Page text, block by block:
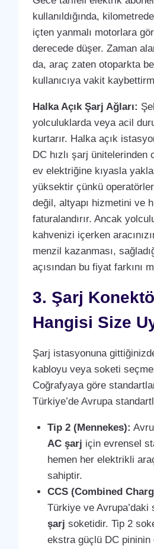
kullanıldığında,
içten yanmalı motorlara
derecede düşer. Zaman
da, araç zaten otoparkta
kullanıcıya vakit
Halka Açık Şarj Ağları:
yolculuklarda veya acil
kurtarır. Halka açık
DC hızlı şarj ünitelerinden
ev elektriğine kıyasla
yüksektir çünkü
değil, altyapı hizmetini ve
faturalandırır. Ancak
kahvenizi içerken
menzil kazanması,
açısından bu fiyat farkını
3. Şarj
Hangisi Size
Şarj istasyonuna
kabloyu veya soketi
Coğrafyaya göre
Türkiye’de Avrupa
Tip 2 (Mennekes):
AC şarj için evrensel
hemen her elektrikli
sahiptir.
CCS (Combined
Türkiye ve Avrupa’daki
şarj soketidir. Tip 2
ekstra güçlü DC pininin